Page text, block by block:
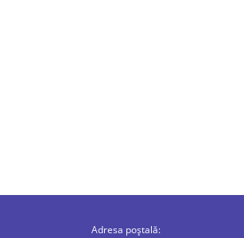
Adresa poștală: